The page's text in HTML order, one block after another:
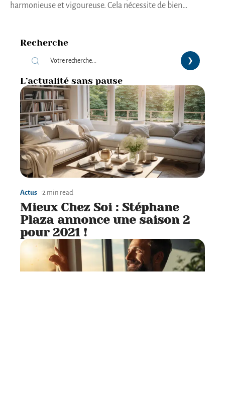
harmonieuse et vigoureuse. Cela nécessite de bien…
Recherche
L’actualité sans pause
Actus 2 min read
Mieux Chez Soi : Stéphane
Plaza annonce une saison 2
pour 2021 !